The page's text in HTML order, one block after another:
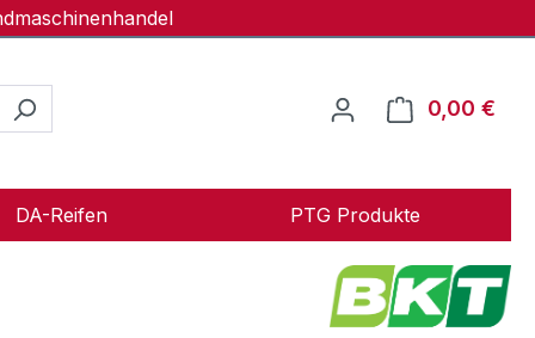
0,00 €
DA-Reifen PTG Produkte